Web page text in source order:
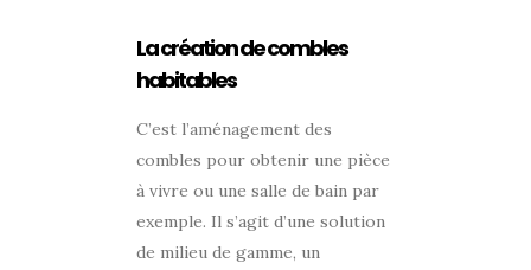
La création de combles
habitables
C’est l’aménagement des
combles pour obtenir une pièce
à vivre ou une salle de bain par
exemple. Il s’agit d’une solution
de milieu de gamme, un